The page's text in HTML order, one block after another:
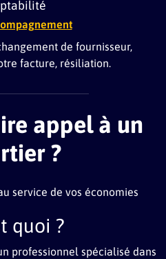
de fournisseur,
facture, résiliation.
appel à un
?
service de vos économies
quoi ?
professionnel spécialisé dans